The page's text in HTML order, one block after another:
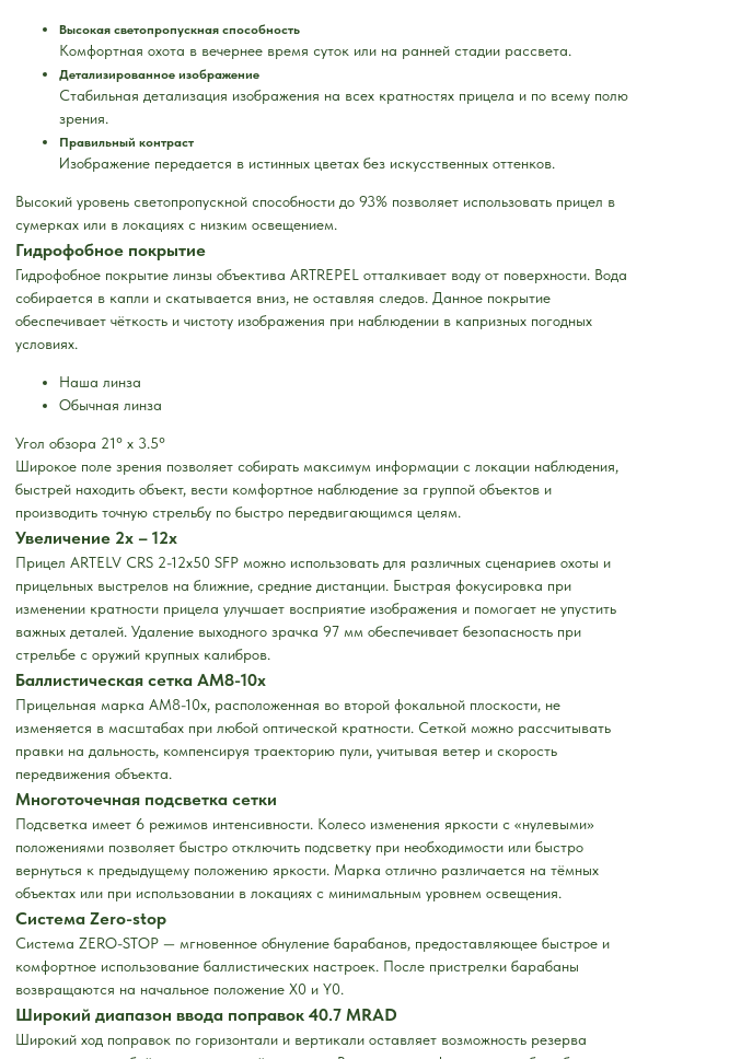
Высокая светопропускная способность
Комфортная охота в вечернее время суток или на ранней стадии рассвета.
Детализированное изображение
Стабильная детализация изображения на всех кратностях прицела и по всему полю
зрения.
Правильный контраст
Изображение передается в истинных цветах без искусственных оттенков.
Высокий уровень светопропускной способности до 93% позволяет использовать прицел в
сумерках или в локациях с низким освещением.
Гидрофобное покрытие
Гидрофобное покрытие линзы объектива ARTREPEL отталкивает воду от поверхности. Вода
собирается в капли и скатывается вниз, не оставляя следов. Данное покрытие
обеспечивает чёткость и чистоту изображения при наблюдении в капризных погодных
условиях.
Наша линза
Обычная линза
Угол обзора 21° x 3.5°
Широкое поле зрения позволяет собирать максимум информации с локации наблюдения,
быстрей находить объект, вести комфортное наблюдение за группой объектов и
производить точную стрельбу по быстро передвигающимся целям.
Увеличение 2x – 12x
Прицел ARTELV CRS 2-12x50 SFP можно использовать для различных сценариев охоты и
прицельных выстрелов на ближние, средние дистанции. Быстрая фокусировка при
изменении кратности прицела улучшает восприятие изображения и помогает не упустить
важных деталей. Удаление выходного зрачка 97 мм обеспечивает безопасность при
стрельбе с оружий крупных калибров.
Баллистическая сетка AM8-10x
Прицельная марка AM8-10x, расположенная во второй фокальной плоскости, не
изменяется в масштабах при любой оптической кратности. Сеткой можно рассчитывать
правки на дальность, компенсируя траекторию пули, учитывая ветер и скорость
передвижения объекта.
Многоточечная подсветка сетки
Подсветка имеет 6 режимов интенсивности. Колесо изменения яркости с «нулевыми»
положениями позволяет быстро отключить подсветку при необходимости или быстро
вернуться к предыдущему положению яркости. Марка отлично различается на тёмных
объектах или при использовании в локациях с минимальным уровнем освещения.
Система Zero-stop
Система ZERO-STOP — мгновенное обнуление барабанов, предоставляющее быстрое и
комфортное использование баллистических настроек. После пристрелки барабаны
возвращаются на начальное положение X0 и Y0.
Широкий диапазон ввода поправок 40.7 MRAD
Широкий ход поправок по горизонтали и вертикали оставляет возможность резерва